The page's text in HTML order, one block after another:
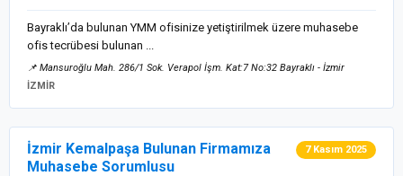
Bayraklı’da bulunan YMM ofisinize yetiştirilmek üzere muhasebe
ofis tecrübesi bulunan ...
📌 Mansuroğlu Mah. 286/1 Sok. Verapol İşm. Kat:7 No:32 Bayraklı - İzmir
İZMİR
İzmir Kemalpaşa Bulunan Firmamıza
Muhasebe Sorumlusu
7 Kasım 2025